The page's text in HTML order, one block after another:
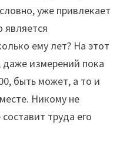
уже привлекает
ему лет? На этот
даже измерений пока
быть может, а то и
Никому не
труда его